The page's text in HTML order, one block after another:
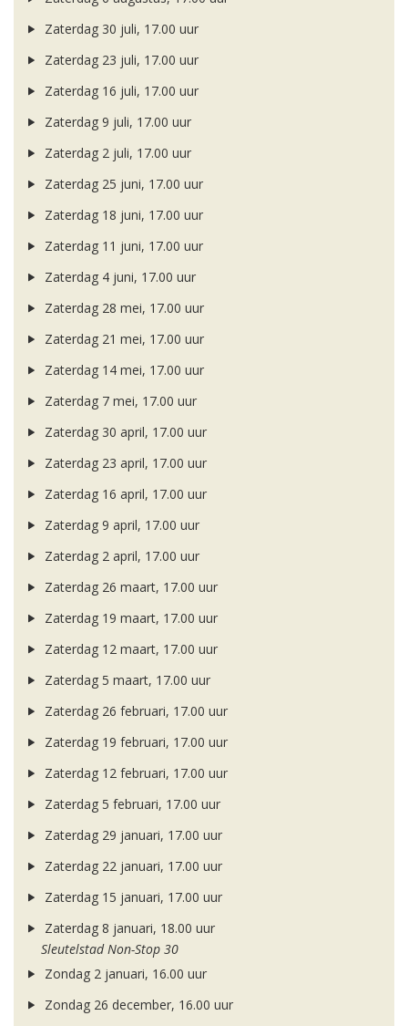
Zaterdag 30 juli, 17.00 uur
Zaterdag 23 juli, 17.00 uur
Zaterdag 16 juli, 17.00 uur
Zaterdag 9 juli, 17.00 uur
Zaterdag 2 juli, 17.00 uur
Zaterdag 25 juni, 17.00 uur
Zaterdag 18 juni, 17.00 uur
Zaterdag 11 juni, 17.00 uur
Zaterdag 4 juni, 17.00 uur
Zaterdag 28 mei, 17.00 uur
Zaterdag 21 mei, 17.00 uur
Zaterdag 14 mei, 17.00 uur
Zaterdag 7 mei, 17.00 uur
Zaterdag 30 april, 17.00 uur
Zaterdag 23 april, 17.00 uur
Zaterdag 16 april, 17.00 uur
Zaterdag 9 april, 17.00 uur
Zaterdag 2 april, 17.00 uur
Zaterdag 26 maart, 17.00 uur
Zaterdag 19 maart, 17.00 uur
Zaterdag 12 maart, 17.00 uur
Zaterdag 5 maart, 17.00 uur
Zaterdag 26 februari, 17.00 uur
Zaterdag 19 februari, 17.00 uur
Zaterdag 12 februari, 17.00 uur
Zaterdag 5 februari, 17.00 uur
Zaterdag 29 januari, 17.00 uur
Zaterdag 22 januari, 17.00 uur
Zaterdag 15 januari, 17.00 uur
Zaterdag 8 januari, 18.00 uur
Sleutelstad Non-Stop 30
Zondag 2 januari, 16.00 uur
Zondag 26 december, 16.00 uur